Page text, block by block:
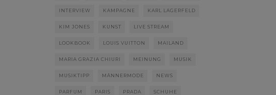
INTERVIEW KAMPAGNE KARL LAGERFELD
KIM JONES KUNST LIVE STREAM
LOOKBOOK LOUIS VUITTON MAILAND
MARIA GRAZIA CHIURI MEINUNG MUSIK
MUSIKTIPP MÄNNERMODE NEWS
PARFUM PARIS PRADA SCHUHE